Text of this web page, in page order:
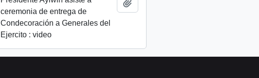
ceremonia de entrega de
Condecoración a Generales del
Ejercito : video